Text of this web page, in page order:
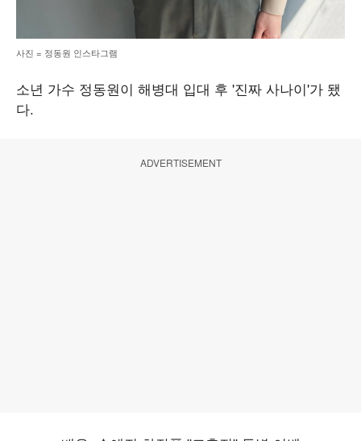
사진 = 정동원 인스타그램
소년 가수 정동원이 해병대 입대 후 '진짜 사나이'가 됐
다.
ADVERTISEMENT